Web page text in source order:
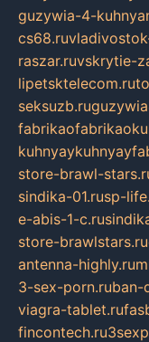
guzywia-4-
cs68.ru
raszar.ruvskrytie-
lipetsktelecom.ru
seksuzb.ru
store-brawl-
sindika-01.rusp-
e-abis-1-c.ru
store-brawlstars.ru
antenna-highly.ru
3-sex-porn.ruban-
viagra-tablet.ru
fincontech.ru